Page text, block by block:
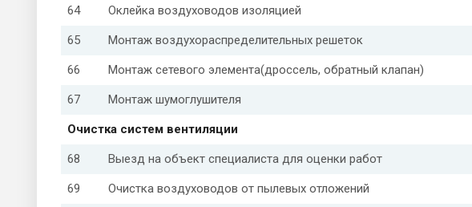
64 Оклейка воздуховодов изоляцией
65 Монтаж воздухораспределительных решеток
66 Монтаж сетевого элемента(дроссель, обратный клапан)
67 Монтаж шумоглушителя
Очистка систем вентиляции
68 Выезд на объект специалиста для оценки работ
69 Очистка воздуховодов от пылевых отложений